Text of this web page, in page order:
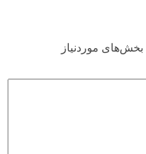
بخش‌های موردنیاز